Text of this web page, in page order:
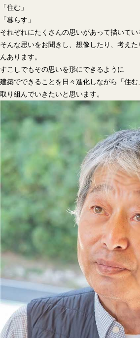
「住む」
「暮らす」
それぞれにたくさんの思いがあって描いてい
そんな思いをお聞きし、想像したり、考え
んあります。
すこしでもその思いを形にできるように
建築でできることを日々進化しながら「住
取り組んでいきたいと思います。